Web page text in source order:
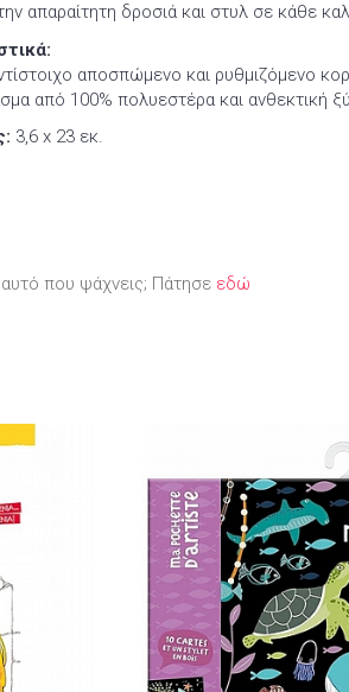
απαραίτητη δροσιά και στυλ σε κάθε
αποσπώμενο και ρυθμιζόμενο
από 100% πολυεστέρα και ανθεκτική
3,6 x 23 εκ.
που ψάχνεις; Πάτησε εδώ